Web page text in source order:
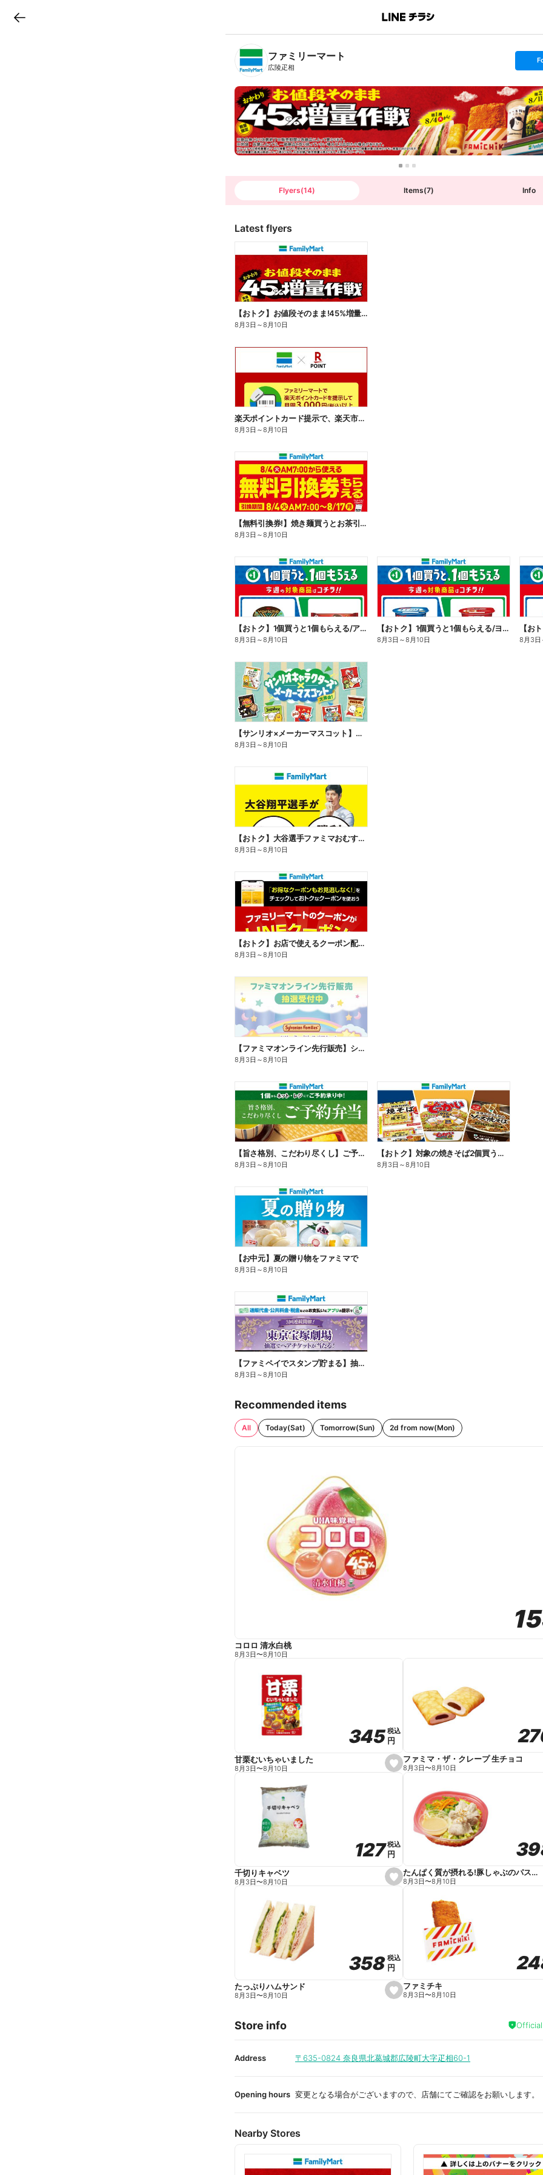
B
n
T
ファミリーマート
広陵疋相
s
t
o
l
l
o
w
Flyers(14) Items(7) Info
Latest flyers
【おトク】お値段そのまま!45%増量作戦!
8月3日 ～8月10日
楽天ポイントカード提示で、楽天市場でのお買い物がおトクに!
8月3日 ～8月10日
【無料引換券!】焼き麺買うとお茶引換券貰える!
8月3日 ～8月10日
【おトク】1個買うと1個もらえる/アイス
8月3日 ～8月10日
【おトク】1個買うと1個もらえる/ヨーグルト
8月3日 ～8月10日
【お
8月3日
【サンリオ×メーカーマスコット】オリジナルグッズ貰える!
8月3日 ～8月10日
【おトク】大谷選手ファミマおむすび割
8月3日 ～8月10日
【おトク】お店で使えるクーポン配信中
8月3日 ～8月10日
【ファミマオンライン先行販売】シルバニアファミリー
8月3日 ～8月10日
【旨さ格別、こだわり尽くし】ご予約弁当
8月3日 ～8月10日
【おトク】対象の焼きそば2個買うと100円引き!
8月3日 ～8月10日
【お中元】夏の贈り物をファミマで
8月3日 ～8月10日
【ファミペイでスタンプ貯まる】抽選でペアチケットが当たる!
8月3日 ～8月10日
Recommended items
All Today(Sat) Tomorrow(Sun) 2d from now(Mon)
コロロ 清水白桃
8月3日〜8月10日
s
e
e
345
345税込
税込
円
円
甘栗むいちゃいました
8月3日〜8月10日
ファミマ・ザ・クレープ 生チョコ
8月3日〜8月10日
s
e
e
127
127税込
税込
円
円
千切りキャベツ
8月3日〜8月10日
たんぱく質が摂れる!豚しゃぶのパスタサラダ
8月3日〜8月10日
s
e
i
t
358
358税込
税込
円
円
たっぷりハムサンド
8月3日〜8月10日
ファミチキ
8月3日〜8月10日
Store info
Address 〒635-0824 奈良県北葛城郡広陵町大字疋相60-1
Opening hours 変更となる場合がございますので、店舗にてご確認をお願いします。
Nearby Stores